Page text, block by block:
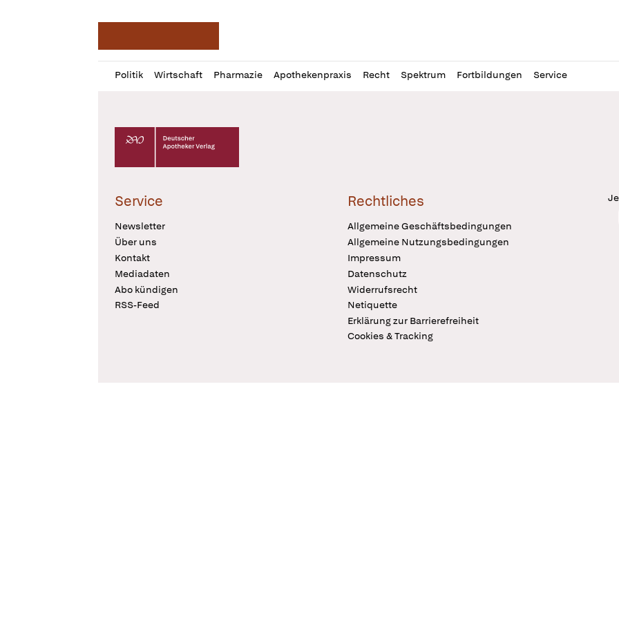
Politik Wirtschaft Pharmazie Apothekenpraxis Recht Spektrum Fortbildungen Service
Profil
öffnen
Daz
Pur
Deutscher Apotheker Verlag Logo
Service
Newsletter
Über uns
Kontakt
Mediadaten
Abo kündigen
RSS-Feed
Rechtliches
Allgemeine Geschäftsbedingungen
Allgemeine Nutzungsbedingungen
Impressum
Datenschutz
Widerrufsrecht
Netiquette
Erklärung zur Barrierefreiheit
Cookies & Tracking